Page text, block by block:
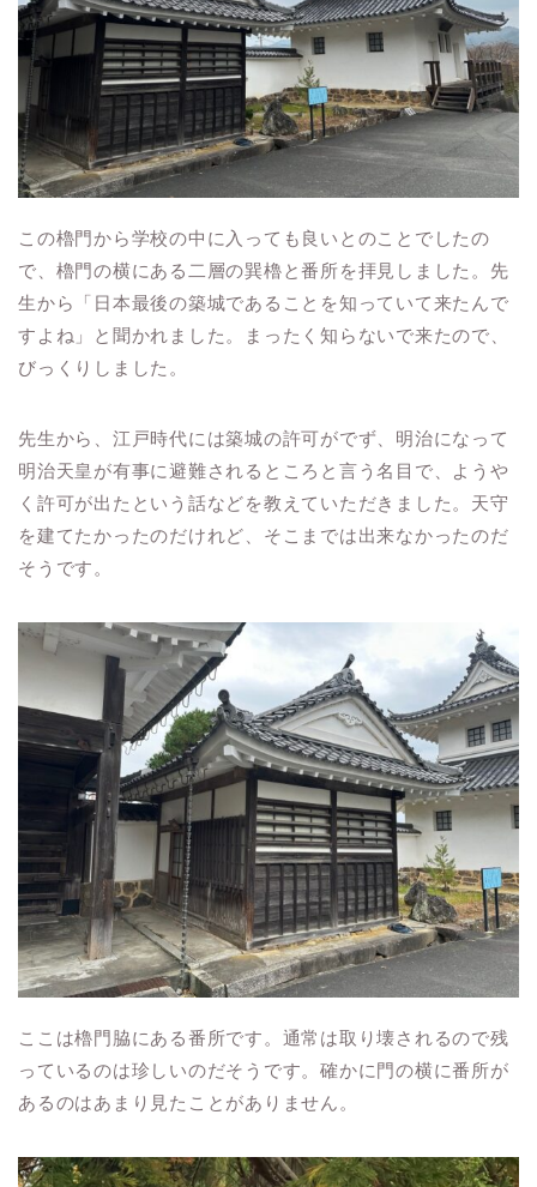
この櫓門から学校の中に入っても良いとのことでしたの
で、櫓門の横にある二層の巽櫓と番所を拝見しました。先
生から「日本最後の築城であることを知っていて来たんで
すよね」と聞かれました。まったく知らないで来たので、
びっくりしました。
先生から、江戸時代には築城の許可がでず、明治になって
明治天皇が有事に避難されるところと言う名目で、ようや
く許可が出たという話などを教えていただきました。天守
を建てたかったのだけれど、そこまでは出来なかったのだ
そうです。
ここは櫓門脇にある番所です。通常は取り壊されるので残
っているのは珍しいのだそうです。確かに門の横に番所が
あるのはあまり見たことがありません。